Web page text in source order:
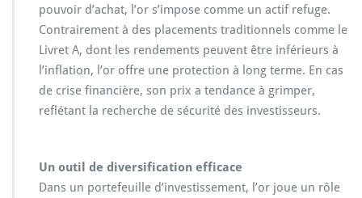
pouvoir d’achat, l’or s’impose comme un actif refuge.
Contrairement à des placements traditionnels comme le
Livret A, dont les rendements peuvent être inférieurs à
l’inflation, l’or offre une protection à long terme. En cas
de crise financière, son prix a tendance à grimper,
reflétant la recherche de sécurité des investisseurs.
Un outil de diversification efficace
Dans un portefeuille d’investissement, l’or joue un rôle